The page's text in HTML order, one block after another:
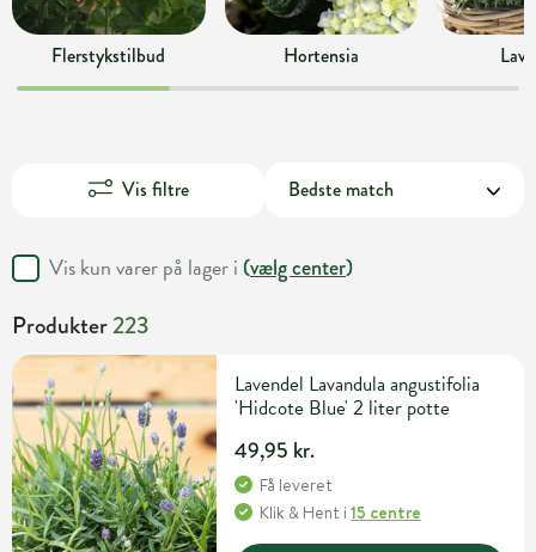
Flerstykstilbud Hortensia
Vis filtre
Vis kun varer på lager i (vælg center)
Produkter223
Lavendel Lavandula angustifolia
'Hidcote Blue' 2 liter potte
49,95 kr.
Få leveret
Klik & Hent i15 centre